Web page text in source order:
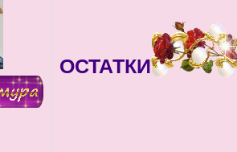
ОСТАТКИ